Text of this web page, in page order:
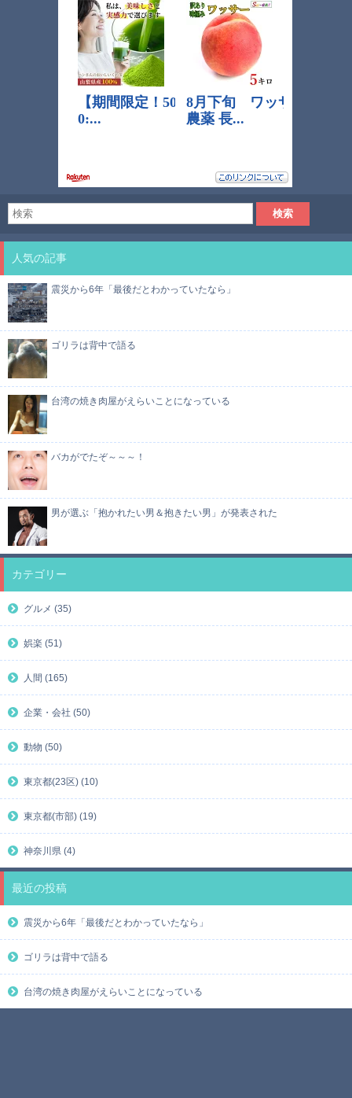
人気の記事
震災から6年「最後だとわかっていたなら」
ゴリラは背中で語る
台湾の焼き肉屋がえらいことになっている
バカがでたぞ～～～！
男が選ぶ「抱かれたい男＆抱きたい男」が発表された
カテゴリー
グルメ (35)
娯楽 (51)
人間 (165)
企業・会社 (50)
動物 (50)
東京都(23区) (10)
東京都(市部) (19)
神奈川県 (4)
最近の投稿
震災から6年「最後だとわかっていたなら」
ゴリラは背中で語る
台湾の焼き肉屋がえらいことになっている